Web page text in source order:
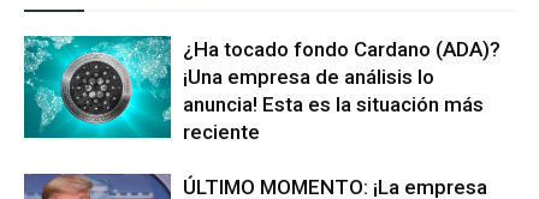
¿Ha tocado fondo Cardano (ADA)?
¡Una empresa de análisis lo
anuncia! Esta es la situación más
reciente
ÚLTIMO MOMENTO: ¡La empresa